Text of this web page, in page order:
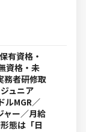
有資格・
資格・未
者研修取
ュニア
ルMGR／
ー／月給
態は「日